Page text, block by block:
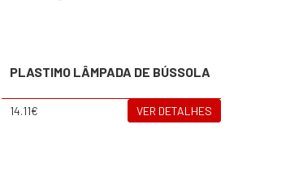
PLASTIMO LÂMPADA DE BÚSSOLA
14.11€ VER DETALHES